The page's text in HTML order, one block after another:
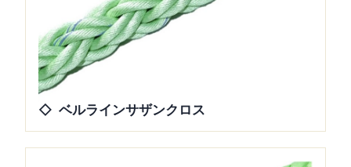
ベルラインサザンクロス